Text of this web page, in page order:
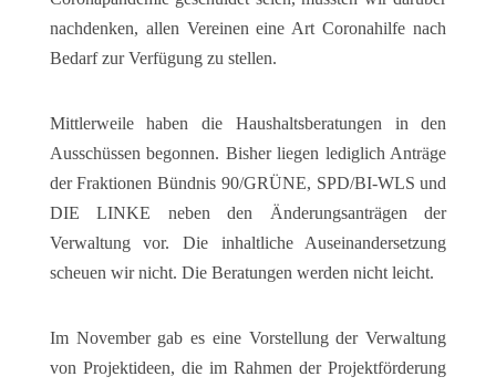
nachdenken, allen Vereinen eine Art Coronahilfe nach
Bedarf zur Verfügung zu stellen.
Mittlerweile haben die Haushaltsberatungen in den
Ausschüssen begonnen. Bisher liegen lediglich Anträge
der Fraktionen Bündnis 90/GRÜNE, SPD/BI-WLS und
DIE LINKE neben den Änderungsanträgen der
Verwaltung vor. Die inhaltliche Auseinandersetzung
scheuen wir nicht. Die Beratungen werden nicht leicht.
Im November gab es eine Vorstellung der Verwaltung
von Projektideen, die im Rahmen der Projektförderung